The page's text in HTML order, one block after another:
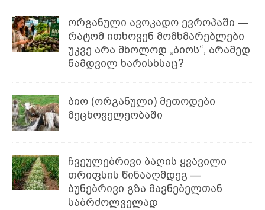
ორგანული ავოკადო ევროპაში —
რატომ ითხოვენ მომხმარებლები
უკვე არა მხოლოდ „ბიოს“, არამედ
ნამდვილ ხარისხსაც?
ბიო (ორგანული) მეთოდები
მეცხოველეობაში
ჩვეულებრივი ბაღის ყვავილი
თრიფსის წინააღმდეგ —
ბუნებრივი გზა მავნებელთან
საბრძოლველად